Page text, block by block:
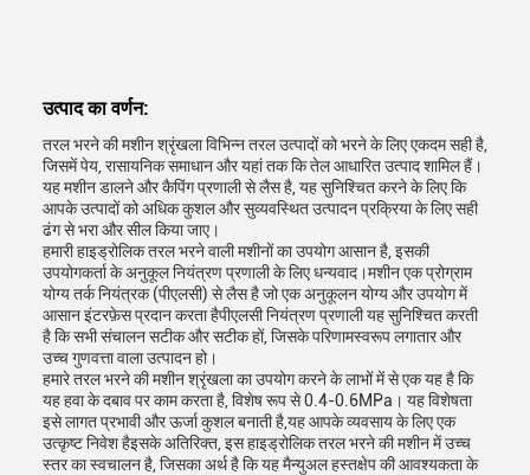
उत्पाद का वर्णन:
तरल भरने की मशीन श्रृंखला विभिन्न तरल उत्पादों को भरने के लिए एकदम सही है,
जिसमें पेय, रासायनिक समाधान और यहां तक कि तेल आधारित उत्पाद शामिल हैं।
यह मशीन डालने और कैपिंग प्रणाली से लैस है, यह सुनिश्चित करने के लिए कि
आपके उत्पादों को अधिक कुशल और सुव्यवस्थित उत्पादन प्रक्रिया के लिए सही
ढंग से भरा और सील किया जाए।
हमारी हाइड्रोलिक तरल भरने वाली मशीनों का उपयोग आसान है, इसकी
उपयोगकर्ता के अनुकूल नियंत्रण प्रणाली के लिए धन्यवाद।मशीन एक प्रोग्राम
योग्य तर्क नियंत्रक (पीएलसी) से लैस है जो एक अनुकूलन योग्य और उपयोग में
आसान इंटरफ़ेस प्रदान करता हैपीएलसी नियंत्रण प्रणाली यह सुनिश्चित करती
है कि सभी संचालन सटीक और सटीक हों, जिसके परिणामस्वरूप लगातार और
उच्च गुणवत्ता वाला उत्पादन हो।
हमारे तरल भरने की मशीन श्रृंखला का उपयोग करने के लाभों में से एक यह है कि
यह हवा के दबाव पर काम करता है, विशेष रूप से 0.4-0.6MPa। यह विशेषता
इसे लागत प्रभावी और ऊर्जा कुशल बनाती है,यह आपके व्यवसाय के लिए एक
उत्कृष्ट निवेश हैइसके अतिरिक्त, इस हाइड्रोलिक तरल भरने की मशीन में उच्च
स्तर का स्वचालन है, जिसका अर्थ है कि यह मैन्युअल हस्तक्षेप की आवश्यकता के